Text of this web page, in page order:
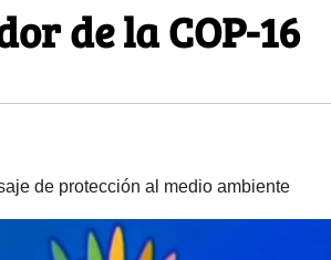
de la COP-16
de protección al medio ambiente